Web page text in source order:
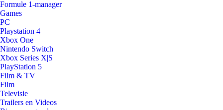
Formule 1-manager
Games
PC
Playstation 4
Xbox One
Nintendo Switch
Xbox Series X|S
PlayStation 5
Film & TV
Film
Televisie
Trailers en Videos